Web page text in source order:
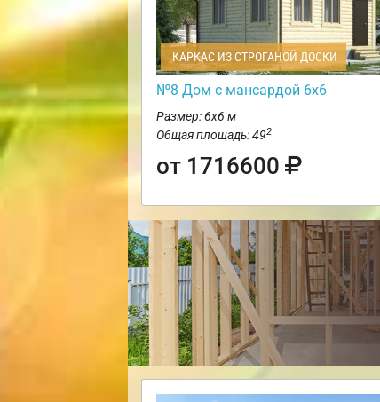
КАРКАС ИЗ СТРОГАНОЙ ДОСКИ
№8 Дом с мансардой 6х6
Размер: 6х6 м
Общая площадь: 492
от 1716600